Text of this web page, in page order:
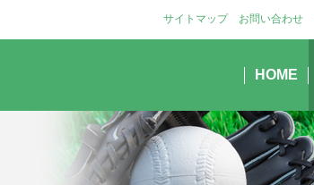
サイトマップ お問い合わせ
HOME